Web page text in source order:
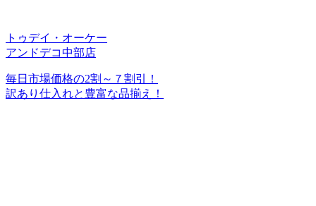
トゥデイ・オーケー
アンドデコ中部店
毎日市場価格の2割～７割引！
訳あり仕入れと豊富な品揃え！